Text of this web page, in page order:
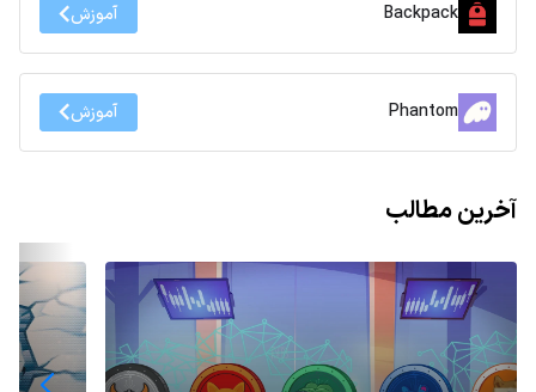
Backpack آموزش
Phantom آموزش
آخرین مطالب